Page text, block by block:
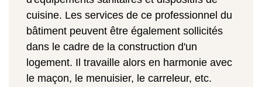
cuisine. Les services de ce professionnel du
bâtiment peuvent être également sollicités
dans le cadre de la construction d'un
logement. Il travaille alors en harmonie avec
le maçon, le menuisier, le carreleur, etc.